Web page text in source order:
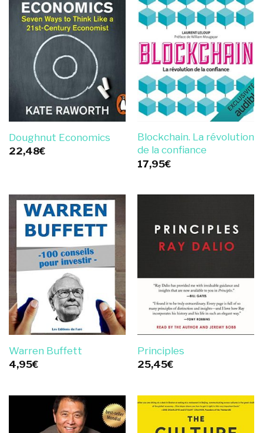
Doughnut Economics
22,48€
Blockchain. La révolution
de la confiance
17,95€
Warren Buffett
4,95€
Principles
25,45€